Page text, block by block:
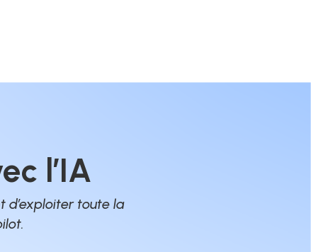
l’IA
d’exploiter toute la